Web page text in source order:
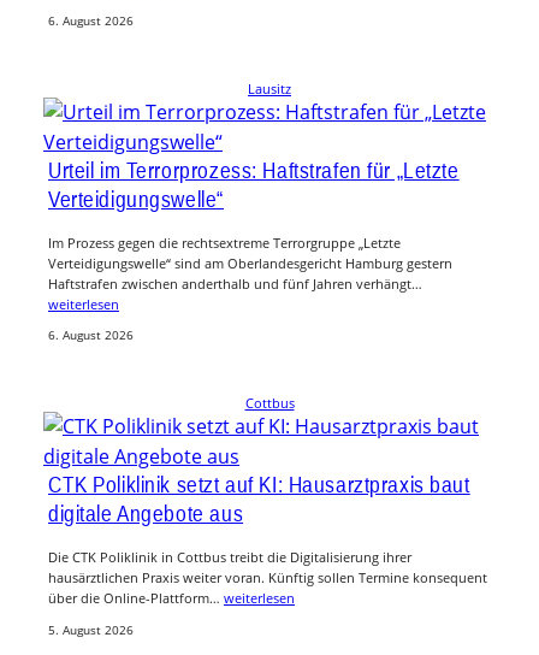
6. August 2026
Lausitz
Urteil im Terrorprozess: Haftstrafen für „Letzte
Verteidigungswelle“
Im Prozess gegen die rechtsextreme Terrorgruppe „Letzte
Verteidigungswelle“ sind am Oberlandesgericht Hamburg gestern
Haftstrafen zwischen anderthalb und fünf Jahren verhängt…
weiterlesen
6. August 2026
Cottbus
CTK Poliklinik setzt auf KI: Hausarztpraxis baut
digitale Angebote aus
Die CTK Poliklinik in Cottbus treibt die Digitalisierung ihrer
hausärztlichen Praxis weiter voran. Künftig sollen Termine konsequent
über die Online-Plattform… weiterlesen
5. August 2026